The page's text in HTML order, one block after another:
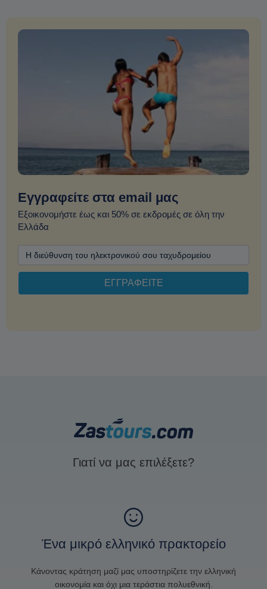
Εγγραφείτε στα email μας
Εξοικονομήστε έως και 50% σε εκδρομές σε όλη την
Ελλάδα
Γιατί να μας επιλέξετε?
Ένα μικρό ελληνικό πρακτορείο
Κάνοντας κράτηση μαζί μας υποστηρίζετε την ελληνική
οικονομία και όχι μια τεράστια πολυεθνική.